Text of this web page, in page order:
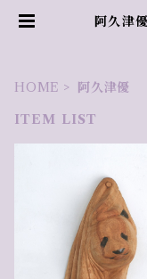
阿久
HOME
阿久津優
ITEM LIST